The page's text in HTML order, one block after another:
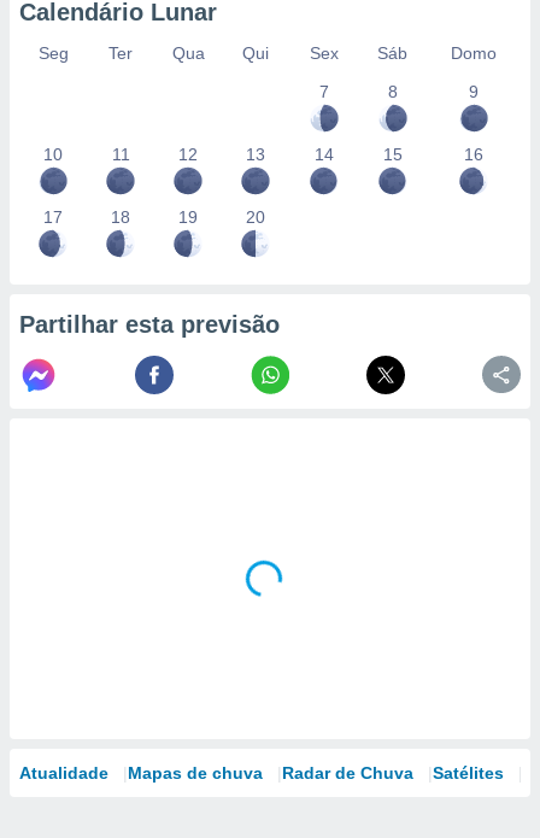
Calendário Lunar
Seg Ter Qua Qui Sex Sáb
Domo
7
8 9
10 11 12 13 14 15 16
17 18 19 20
Partilhar esta previsão
Atualidade Mapas de chuva Radar de Chuva Satélites